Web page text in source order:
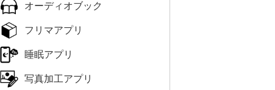
オーディオブック
フリマアプリ
睡眠アプリ
写真加工アプリ